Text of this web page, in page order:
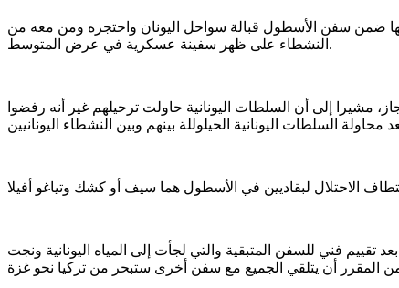
ضمن سفن الأسطول قبالة سواحل اليونان واحتجزه ومن معه من
النشطاء على ظهر سفينة عسكرية في عرض المتوسط.
مشيرا إلى أن السلطات اليونانية حاولت ترحيلهم غير أنه رفضوا
فني للسفن المتبقية والتي لجأت إلى المياه اليونانية ونجت